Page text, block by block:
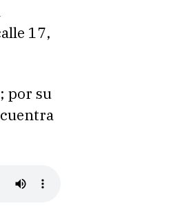
17,
por su